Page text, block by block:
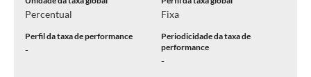
Percentual Fixa
Perfil da taxa de performance
-
Periodicidade da taxa de
performance
-